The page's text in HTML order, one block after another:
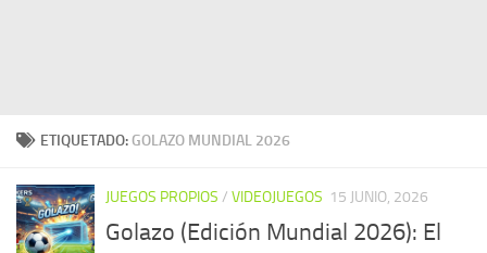
ETIQUETADO: GOLAZO MUNDIAL 2026
JUEGOS PROPIOS / VIDEOJUEGOS 15 JUNIO, 2026
Golazo (Edición Mundial 2026): El